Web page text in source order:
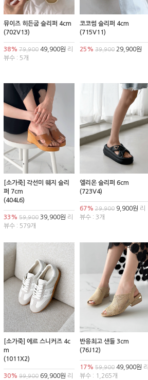
뮤이즈 히든굽 슬리퍼 4cm
(702V13)
38% 79,900 49,900원 리
뷰수 : 5개
코코썸 슬리퍼 4cm
(715V11)
25% 39,90029,900원
[소가죽] 각선미 웨지 슬리
퍼 7cm
(404L6)
33% 59,900 39,900원 리
뷰수 : 579개
엘리온 슬리퍼 6cm
(723V4)
67% 29,9009,900원 리
뷰수 : 3개
[소가죽] 에르 스니커즈 4c
m
(1011X2)
30% 99,900 69,900원 리
반응최고 샌들 3cm
(76J12)
17% 59,90049,900원 리
뷰수 : 1,265개